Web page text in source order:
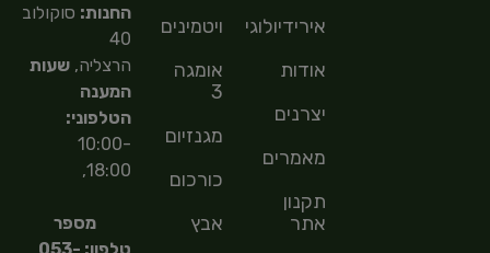
אירידיולוגיה
אודות
יצרנים
מאמרים
תקנון
אתר
ויטמינים
אומגה
3
מגנזיום
כורכום
אבץ
החנות: סוקולוב
40
הרצליה,שעות
המענה
הטלפוני:
10:00-
18:00,
מספר
טלפון: 053-